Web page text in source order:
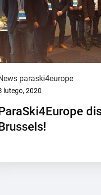
paraski4europe
lutego, 2020